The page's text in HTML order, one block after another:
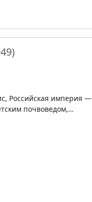
Российская империя —
почвоведом,…